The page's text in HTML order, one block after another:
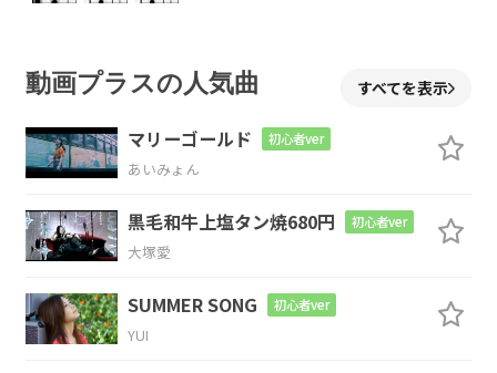
Am7 F G Em
Am7
雨が
F
降る予報の日に
動画プラスの人気曲 すべてを表示
マリーゴールド 初心者ver
あいみょん
黒毛和牛上塩タン焼680円 初心者ver
大塚愛
SUMMER SONG 初心者ver
YUI